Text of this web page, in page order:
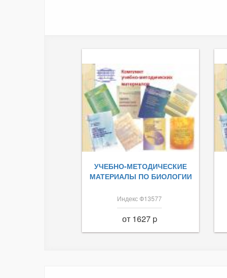
УЧЕБНО-МЕТОДИЧЕСКИЕ
МАТЕРИАЛЫ ПО БИОЛОГИИ
Индекс Ф13577
от 1627 p